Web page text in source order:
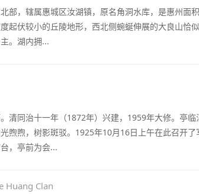
部，辖属惠城区汝湖镇，原名角洞水库，是惠州面
起伏较小的丘陵地形，西北侧蜿蜒伸展的大良山恰
。湖内拥...
清同治十一年（1872年）兴建，1959年大修。亭
煦煦，树影斑驳。1925年10月16日上午在此召开
，亭前为会...
Huang Clan